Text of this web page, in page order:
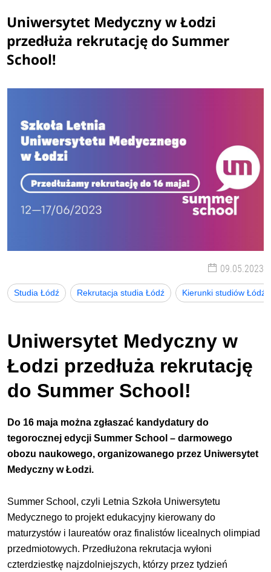
Uniwersytet Medyczny w Łodzi
przedłuża rekrutację do Summer
School!
09.05.2023
Studia Łódź Rekrutacja studia Łódź Kierunki studiów Łódź
Uniwersytet Medyczny w
Łodzi przedłuża rekrutację
do Summer School!
Do 16 maja można zgłaszać kandydatury do
tegorocznej edycji Summer School – darmowego
obozu naukowego, organizowanego przez Uniwersytet
Medyczny w Łodzi.
Summer School, czyli Letnia Szkoła Uniwersytetu
Medycznego to projekt edukacyjny kierowany do
maturzystów i laureatów oraz finalistów licealnych olimpiad
przedmiotowych. Przedłużona rekrutacja wyłoni
czterdziestkę najzdolniejszych, którzy przez tydzień